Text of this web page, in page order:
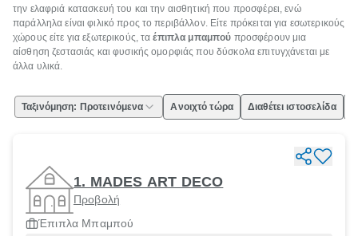
την ελαφριά κατασκευή του και την αισθητική που προσφέρει, ενώ
παράλληλα είναι φιλικό προς το περιβάλλον. Είτε πρόκειται για εσωτερικούς
χώρους είτε για εξωτερικούς, ταέπιπλα μπαμπού προσφέρουν μια
αίσθηση ζεστασιάς και φυσικής ομορφιάς που δύσκολα επιτυγχάνεται με
άλλα υλικά.
Ταξινόμηση: Προτεινόμενα Ανοιχτό τώρα Διαθέτει ιστοσελίδα
1. MADES ART DECO
Προβολή
Έπιπλα Μπαμπού